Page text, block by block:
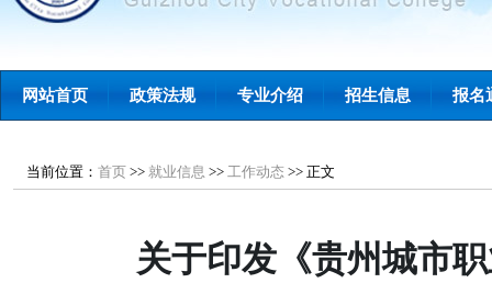
网站首页 政策法规 专业介绍 招生信息 报名
当前位置： 首页 >> 就业信息 >> 工作动态 >> 正文
关于印发《贵州城市